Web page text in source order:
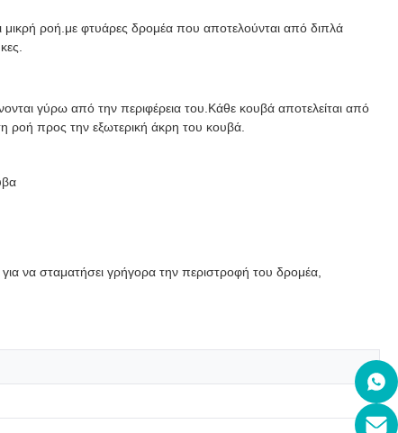
μικρή ροή.με φτυάρες δρομέα που αποτελούνται από διπλά
γύρω από την περιφέρεια του.Κάθε κουβά αποτελείται από
ροή προς την εξωτερική άκρη του κουβά.
να σταματήσει γρήγορα την περιστροφή του δρομέα,